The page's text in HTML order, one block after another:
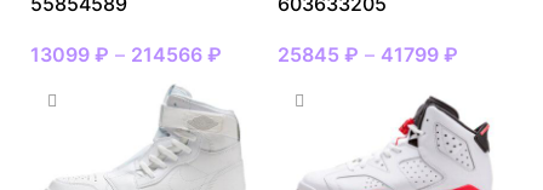
13099 ₽ – 214566 ₽ 25845 ₽ – 41799 ₽